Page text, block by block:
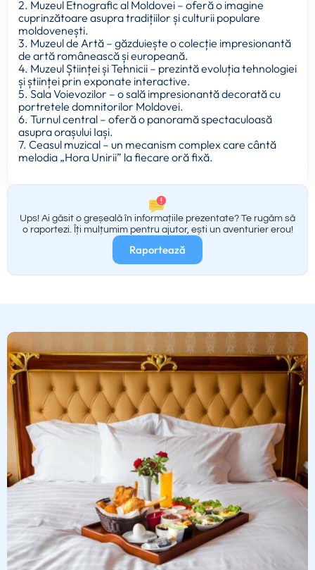
2. Muzeul Etnografic al Moldovei – oferă o imagine
cuprinzătoare asupra tradițiilor și culturii populare
moldovenești.
3. Muzeul de Artă – găzduiește o colecție impresionantă
de artă românească și europeană.
4. Muzeul Științei și Tehnicii – prezintă evoluția tehnologiei
și științei prin exponate interactive.
5. Sala Voievozilor – o sală impresionantă decorată cu
portretele domnitorilor Moldovei.
6. Turnul central – oferă o panoramă spectaculoasă
asupra orașului Iași.
7. Ceasul muzical – un mecanism complex care cântă
melodia „Hora Unirii” la fiecare oră fixă.
Ups! Ai găsit o greșeală în informațiile prezentate? Te rugăm să
o raportezi. Îți mulțumim pentru ajutor, ești un aventurier erou!
Raportează